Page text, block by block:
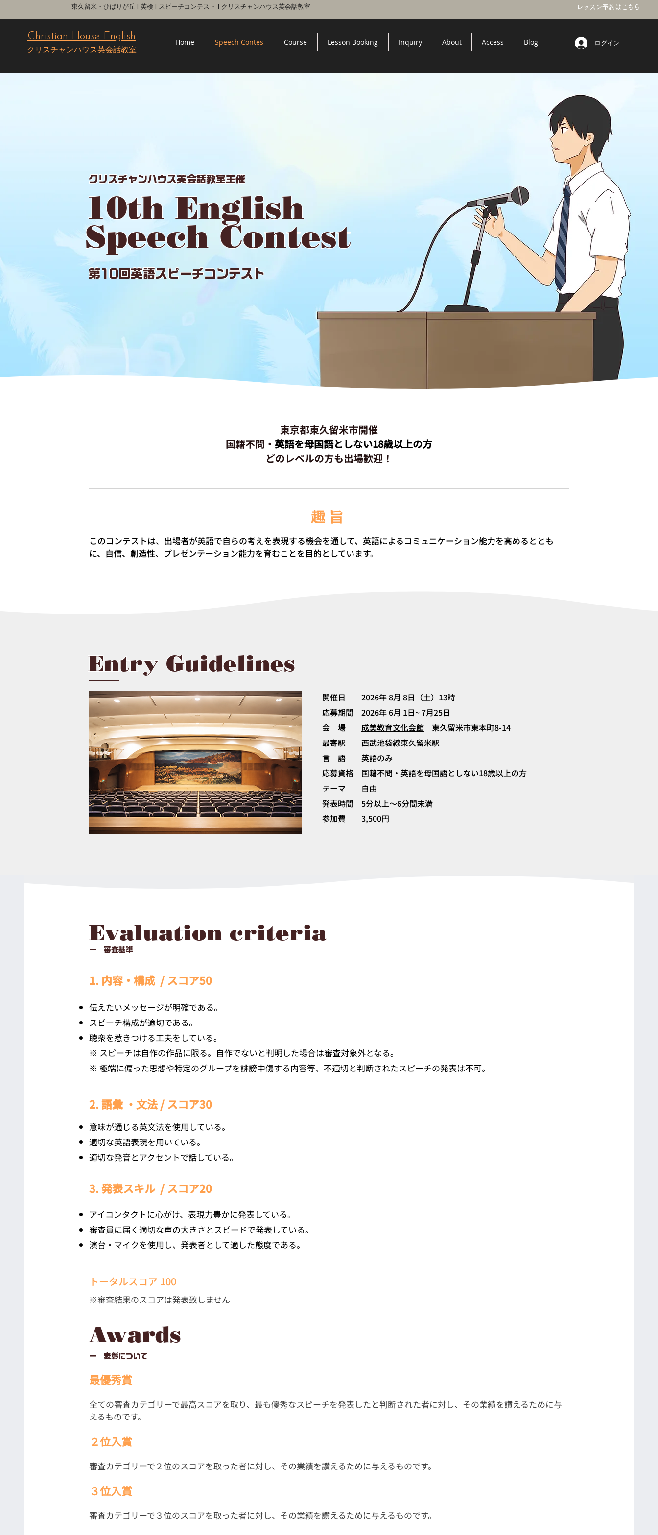
東久留米・ひばりが丘 l 英検 l スピーチコンテスト l クリスチャンハウス英会話教室 レッスン予約はこちら
Christian House English
クリスチャンハウス英会話教室
Home Speech Contes Course Lesson Booking Inquiry About Access Blog ログイン
クリスチャンハウス英会話教室主催
10th English
Speech Contest
第10回英語スピーチコンテスト
東京都東久留米市開催
​国籍不問・ 英語を母国語としない18歳以上の方
どのレベルの方も出場歓迎！
趣旨
このコンテストは、出場者が英語で自らの考えを表現する機会を通して、英語によるコミュニケーション能力を高めるととも
に、自信、創造性、プレゼンテーション能力を育むことを目的としています。
Entry Guidelines
開催日 2026年 8月 8日（土）13時
​応募期間 2026年 6月 1日~ 7月25日
会 場 成美教育文化会館 東久留米市東本町8-14
最寄駅 西武池袋線東久留米駅
言 語 英語のみ
応募資格 国籍不問・英語を母国語としない18歳以上の方
​テーマ 自由
発表時間 5分以上〜6分間未満​
参加費 3,500円​
Evaluation criteria
ー 審査基準
1. 内容・構成 / スコア50
伝えたいメッセージが明確である。
スピーチ構成が適切である。
聴衆を惹きつける工夫をしている。
※ スピーチは自作の作品に限る。自作でないと判明した場合は審査対象外となる。
※ 極端に偏った思想や特定のグループを誹謗中傷する内容等、不適切と判断されたスピーチの発表は不可。
2. 語彙 ・文法 / スコア30
意味が通じる英文法を使用している。
適切な英語表現を用いている。
適切な発音とアクセントで話している。
3. 発表スキル / スコア20
アイコンタクトに心がけ、表現力豊かに発表している。
審査員に届く適切な声の大きさとスピードで発表している。
演台・マイクを使用し、発表者として適した態度である。
トータルスコア 100
※審査結果のスコアは発表致しません
Awards
ー 表彰について
最優秀賞
全ての審査カテゴリーで最高スコアを取り、最も優秀なスピーチを発表したと判断された者に対し、その業績を讃えるために与
えるものです。​
２位入賞
審査カテゴリーで２位のスコアを取った者に対し、その業績を讃えるために与えるものです。​
３位入賞
審査カテゴリーで３位のスコアを取った者に対し、その業績を讃えるために与えるものです。